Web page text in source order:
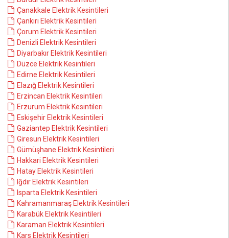
Çanakkale Elektrik Kesintileri
Çankırı Elektrik Kesintileri
Çorum Elektrik Kesintileri
Denizli Elektrik Kesintileri
Diyarbakır Elektrik Kesintileri
Düzce Elektrik Kesintileri
Edirne Elektrik Kesintileri
Elazığ Elektrik Kesintileri
Erzincan Elektrik Kesintileri
Erzurum Elektrik Kesintileri
Eskişehir Elektrik Kesintileri
Gaziantep Elektrik Kesintileri
Giresun Elektrik Kesintileri
Gümüşhane Elektrik Kesintileri
Hakkari Elektrik Kesintileri
Hatay Elektrik Kesintileri
Iğdır Elektrik Kesintileri
Isparta Elektrik Kesintileri
Kahramanmaraş Elektrik Kesintileri
Karabük Elektrik Kesintileri
Karaman Elektrik Kesintileri
Kars Elektrik Kesintileri